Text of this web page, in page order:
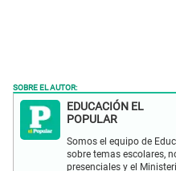
SOBRE EL AUTOR:
EDUCACIÓN EL
POPULAR
Somos el equipo de
sobre temas escolares,
presenciales y el